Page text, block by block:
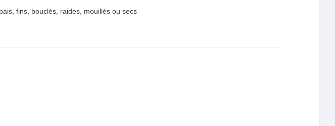
fins, bouclés, raides, mouillés ou secs